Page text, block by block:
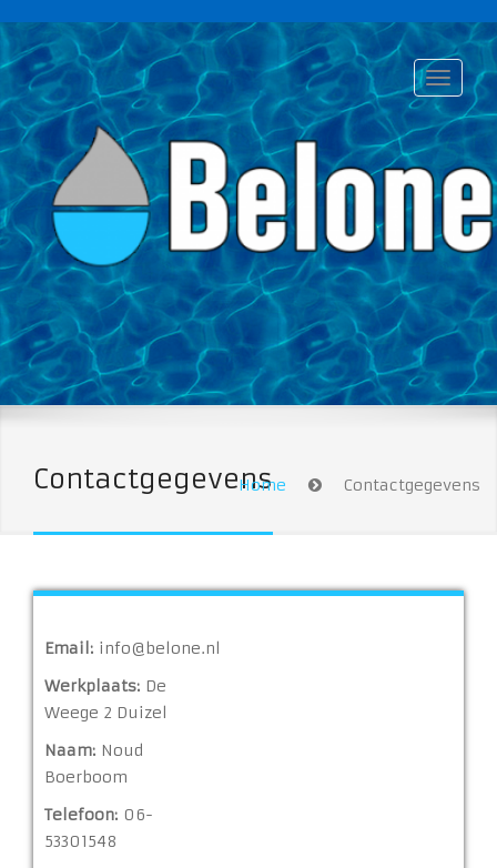
Contactgegevens
Home Contactgegevens
Email: info@belone.nl
Werkplaats: De
Weege 2 Duizel
Naam: Noud
Boerboom
Telefoon: 06-
53301548